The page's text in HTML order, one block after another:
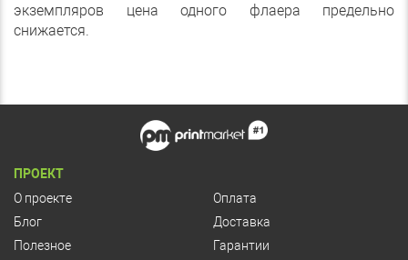
экземпляров цена одного флаера предельно
снижается.
ПРОЕКТ
О проекте
Блог
Полезное
Оплата
Доставка
Гарантии